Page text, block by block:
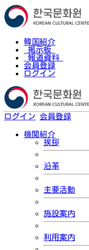
韓国紹介
掲示板
報道資料
会員登録
ログイン
ログイン 会員登録
機関紹介
挨拶
沿革
主要活動
施設案内
利用案内